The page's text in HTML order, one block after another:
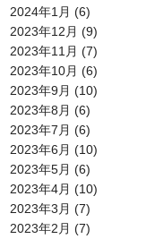
2024年1月 (6)
2023年12月 (9)
2023年11月 (7)
2023年10月 (6)
2023年9月 (10)
2023年8月 (6)
2023年7月 (6)
2023年6月 (10)
2023年5月 (6)
2023年4月 (10)
2023年3月 (7)
2023年2月 (7)